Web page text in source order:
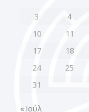
3
4
10
11
17
18
24
25
31
« Ιούλ